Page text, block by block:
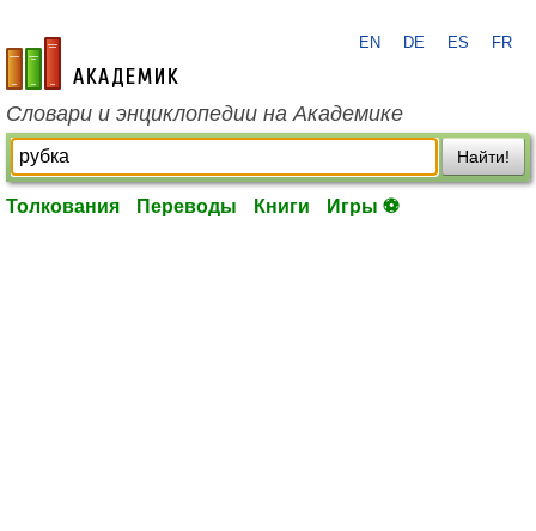
academic.ru
EN DE ES FR
Словари и энциклопедии на Академике
Найти!
Толкования Переводы Книги Игры ⚽